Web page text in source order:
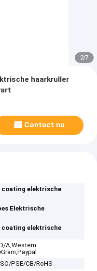
2/7
haarkruller
Contact nu
coating elektrische
Elektrische
coating elektrische
A,Western
PSE/CB/RoHS